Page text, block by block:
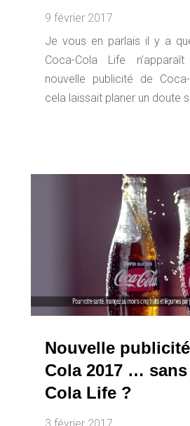
9 février 2017
Je vous en parlais il y a
Coca-Cola Life
nouvelle publicité de
cela laissait planer un doute
Nouvelle
Cola 2017 … sans
Cola Life ?